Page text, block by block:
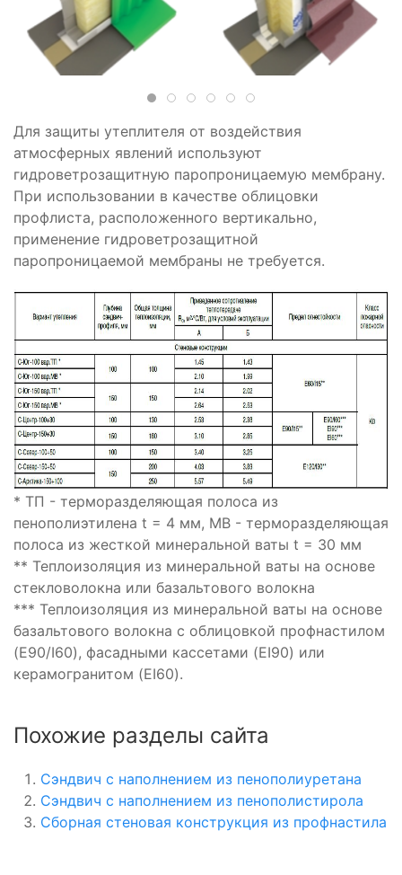
Для защиты утеплителя от воздействия
атмосферных явлений используют
гидроветрозащитную паропроницаемую мембрану.
При использовании в качестве облицовки
профлиста, расположенного вертикально,
применение гидроветрозащитной
паропроницаемой мембраны не требуется.
* ТП - терморазделяющая полоса из
пенополиэтилена t = 4 мм, МВ - терморазделяющая
полоса из жесткой минеральной ваты t = 30 мм
** Теплоизоляция из минеральной ваты на основе
стекловолокна или базальтового волокна
*** Теплоизоляция из минеральной ваты на основе
базальтового волокна с облицовкой профнастилом
(E90/I60), фасадными кассетами (EI90) или
керамогранитом (EI60).
Похожие разделы сайта
Сэндвич с наполнением из пенополиуретана
Сэндвич с наполнением из пенополистирола
Сборная стеновая конструкция из профнастила